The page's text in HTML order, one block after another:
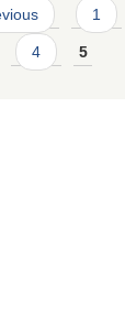
1
4 5